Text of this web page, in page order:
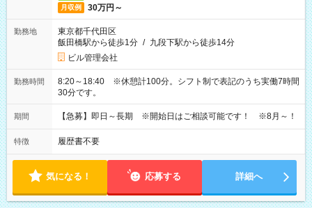
月収例 30万円～
勤務地
東京都千代田区
飯田橋駅から徒歩1分 / 九段下駅から徒歩14分
ビル管理会社
勤務時間
8:20～18:40 ※休憩計100分。シフト制で表記のうち実働7時間
30分です。
期間 【急募】即日～長期 ※開始日はご相談可能です！ ※8月～！
特徴 履歴書不要
気になる！ 応募する 詳細へ